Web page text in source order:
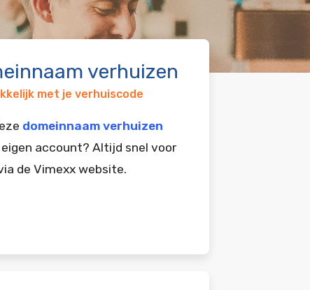
verhuizen
met je verhuiscode
domeinnaam verhuizen
eigen account? Altijd snel voor
de Vimexx website.